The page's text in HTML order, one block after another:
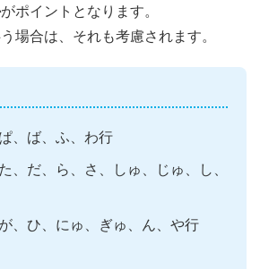
がポイントとなります。
場合は、それも考慮されます。
、ば、ふ、わ行
、だ、ら、さ、しゅ、じゅ、し、
が、ひ、にゅ、ぎゅ、ん、や行